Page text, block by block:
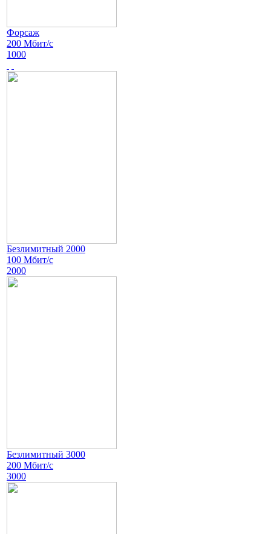
Форсаж
200 Мбит/с
1000
Безлимитный 2000
100 Мбит/с
2000
Безлимитный 3000
200 Мбит/с
3000